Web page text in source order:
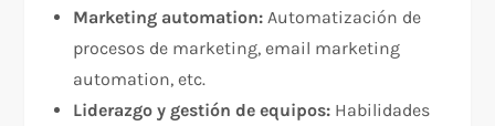
Marketing automation: Automatización de
procesos de marketing, email marketing
automation, etc.
Liderazgo y gestión de equipos: Habilidades